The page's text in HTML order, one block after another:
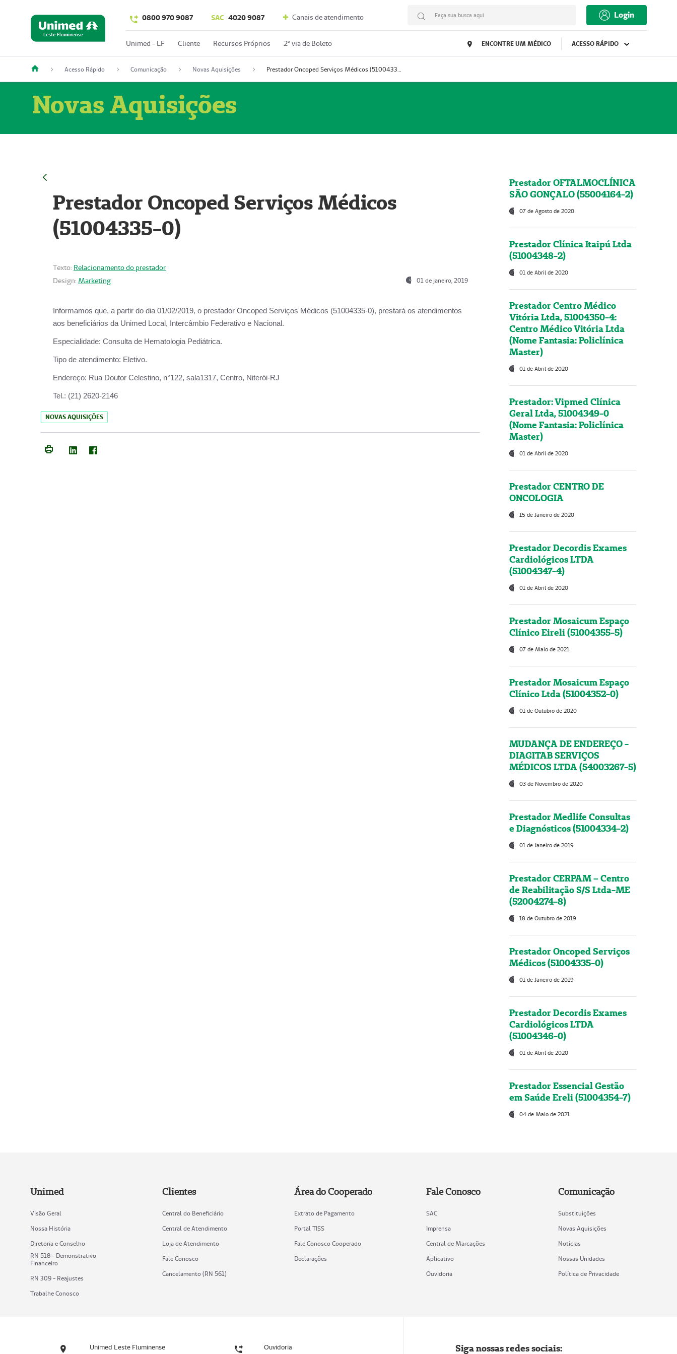
0800 970 9087 SAC 4020 9087 Canais de atendimento Faça sua busca aqui Login
Unimed - LF Cliente Recursos Próprios 2º via de Boleto ENCONTRE UM MÉDICO ACESSO RÁPIDO
Acesso Rápido Comunicação Novas Aquisições Prestador Oncoped Serviços Médicos (51004335-0)
Novas Aquisições
Prestador Oncoped Serviços Médicos
(51004335-0)
Texto: Relacionamento do prestador
Design: Marketing 01 de janeiro, 2019
Informamos que, a partir do dia 01/02/2019, o prestador Oncoped Serviços Médicos (51004335-0), prestará os atendimentos
aos beneficiários da Unimed Local, Intercâmbio Federativo e Nacional.
Especialidade: Consulta de Hematologia Pediátrica.
Tipo de atendimento: Eletivo.
Endereço: Rua Doutor Celestino, n°122, sala1317, Centro, Niterói-RJ
Tel.: (21) 2620-2146
NOVAS AQUISIÇÕES
Prestador OFTALMOCLÍNICA
SÃO GONÇALO (55004164-2)
07 de Agosto de 2020
Prestador Clínica Itaipú Ltda
(51004348-2)
01 de Abril de 2020
Prestador Centro Médico
Vitória Ltda, 51004350-4:
Centro Médico Vitória Ltda
(Nome Fantasia: Policlínica
Master)
01 de Abril de 2020
Prestador: Vipmed Clínica
Geral Ltda, 51004349-0
(Nome Fantasia: Policlínica
Master)
01 de Abril de 2020
Prestador CENTRO DE
ONCOLOGIA
15 de Janeiro de 2020
Prestador Decordis Exames
Cardiológicos LTDA
(51004347-4)
01 de Abril de 2020
Prestador Mosaicum Espaço
Clínico Eireli (51004355-5)
07 de Maio de 2021
Prestador Mosaicum Espaço
Clínico Ltda (51004352-0)
01 de Outubro de 2020
MUDANÇA DE ENDEREÇO -
DIAGITAB SERVIÇOS
MÉDICOS LTDA (54003267-5)
03 de Novembro de 2020
Prestador Medlife Consultas
e Diagnósticos (51004334-2)
01 de Janeiro de 2019
Prestador CERPAM – Centro
de Reabilitação S/S Ltda-ME
(52004274-8)
18 de Outubro de 2019
Prestador Oncoped Serviços
Médicos (51004335-0)
01 de Janeiro de 2019
Prestador Decordis Exames
Cardiológicos LTDA
(51004346-0)
01 de Abril de 2020
Prestador Essencial Gestão
em Saúde Ereli (51004354-7)
04 de Maio de 2021
Unimed
Visão Geral
Nossa História
Diretoria e Conselho
RN 518 - Demonstrativo
Financeiro
RN 309 - Reajustes
Trabalhe Conosco
Clientes
Central do Beneficiário
Central de Atendimento
Loja de Atendimento
Fale Conosco
Cancelamento (RN 561)
Área do Cooperado
Extrato de Pagamento
Portal TISS
Fale Conosco Cooperado
Declarações
Fale Conosco
SAC
Imprensa
Central de Marcações
Aplicativo
Ouvidoria
Comunicação
Substituições
Novas Aquisições
Notícias
Nossas Unidades
Política de Privacidade
Unimed Leste Fluminense Ouvidoria Siga nossas redes sociais: